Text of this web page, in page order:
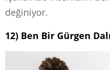
değiniyor.
12) Ben Bir Gürgen